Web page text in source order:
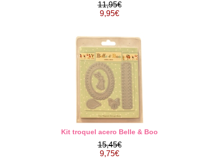
11,95€
9,95€
Kit troquel acero Belle & Boo
15,45€
9,75€